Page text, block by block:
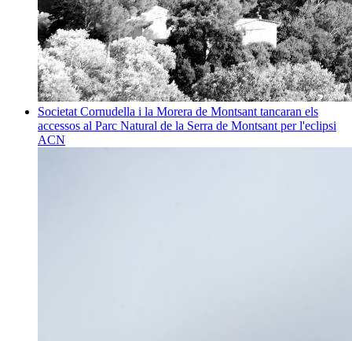
Societat Cornudella i la Morera de Montsant tancaran els
accessos al Parc Natural de la Serra de Montsant per l'eclipsi
ACN